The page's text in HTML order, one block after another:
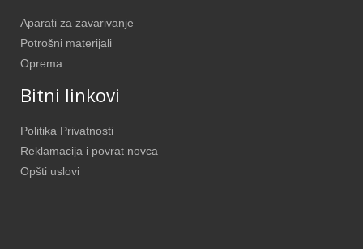
Aparati za zavarivanje
Potrošni materijali
Oprema
Bitni linkovi
Politika Privatnosti
Reklamacija i povrat novca
Opšti uslovi